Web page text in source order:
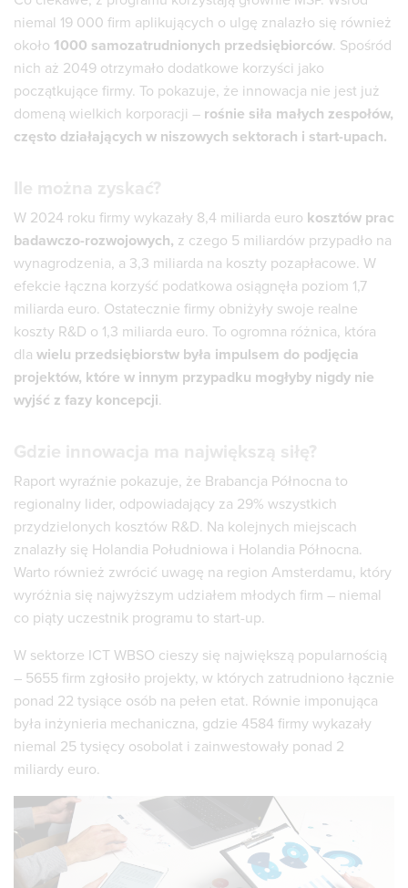
niemal 19 000 firm aplikujących o ulgę znalazło się również
około 1000 samozatrudnionych przedsiębiorców. Spośród
nich aż 2049 otrzymało dodatkowe korzyści jako
początkujące firmy. To pokazuje, że innowacja nie jest już
domeną wielkich korporacji – rośnie siła małych zespołów,
często działających w niszowych sektorach i start-upach.
W 2024 roku firmy wykazały 8,4 miliarda euro kosztów prac
badawczo-rozwojowych, z czego 5 miliardów przypadło na
wynagrodzenia, a 3,3 miliarda na koszty pozapłacowe. W
efekcie łączna korzyść podatkowa osiągnęła poziom 1,7
miliarda euro. Ostatecznie firmy obniżyły swoje realne
koszty R&D o 1,3 miliarda euro. To ogromna różnica, która
dla wielu przedsiębiorstw była impulsem do podjęcia
projektów, które w innym przypadku mogłyby nigdy nie
wyjść z fazy koncepcji.
Raport wyraźnie pokazuje, że Brabancja Północna to
regionalny lider, odpowiadający za 29% wszystkich
przydzielonych kosztów R&D. Na kolejnych miejscach
znalazły się Holandia Południowa i Holandia Północna.
Warto również zwrócić uwagę na region Amsterdamu, który
wyróżnia się najwyższym udziałem młodych firm – niemal
co piąty uczestnik programu to start-up.
W sektorze ICT WBSO cieszy się największą popularnością
– 5655 firm zgłosiło projekty, w których zatrudniono łącznie
ponad 22 tysiące osób na pełen etat. Równie imponująca
była inżynieria mechaniczna, gdzie 4584 firmy wykazały
niemal 25 tysięcy osobolat i zainwestowały ponad 2
miliardy euro.